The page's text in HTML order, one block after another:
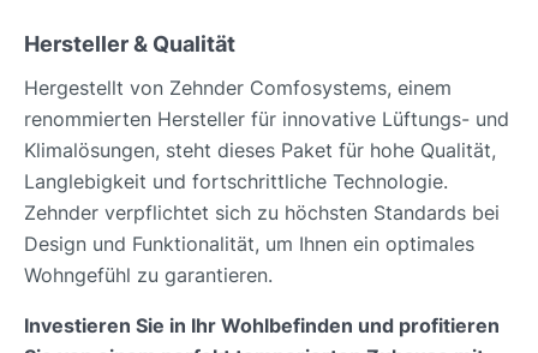
Hersteller & Qualität
Hergestellt von Zehnder Comfosystems, einem
renommierten Hersteller für innovative Lüftungs- und
Klimalösungen, steht dieses Paket für hohe Qualität,
Langlebigkeit und fortschrittliche Technologie.
Zehnder verpflichtet sich zu höchsten Standards bei
Design und Funktionalität, um Ihnen ein optimales
Wohngefühl zu garantieren.
Investieren Sie in Ihr Wohlbefinden und profitieren